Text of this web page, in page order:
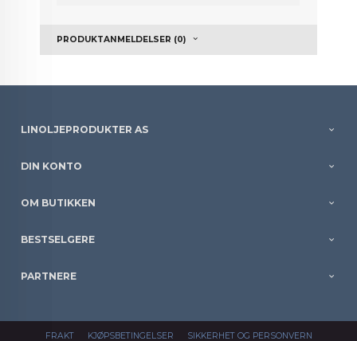
PRODUKTANMELDELSER (0)
LINOLJEPRODUKTER AS
DIN KONTO
OM BUTIKKEN
BESTSELGERE
PARTNERE
FRAKT KJØPSBETINGELSER SIKKERHET OG PERSONVERN